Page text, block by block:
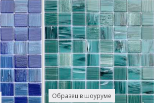
Образец в шоуруме